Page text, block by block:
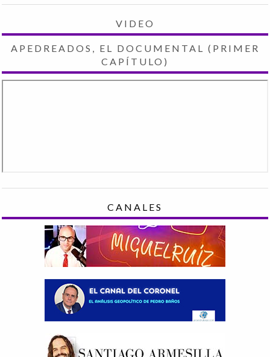
VIDEO
APEDREADOS, EL DOCUMENTAL (PRIMER
CAPÍTULO)
CANALES